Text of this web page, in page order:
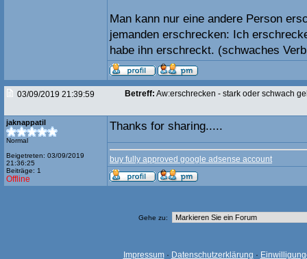
Man kann nur eine andere Person
jemanden erschrecken: Ich
habe ihn erschreckt. (schwaches
03/09/2019 21:39:59 Betreff: Aw:erschrecken - stark oder schwach
jaknappatil
Normal
Beigetreten: 03/09/2019
21:36:25
Beiträge: 1
Offline
Thanks for sharing.....
buy fully approved google adsense account
Gehe zu:
Impressum· Datenschutzerklärung ·